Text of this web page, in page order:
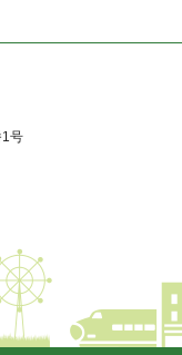
号